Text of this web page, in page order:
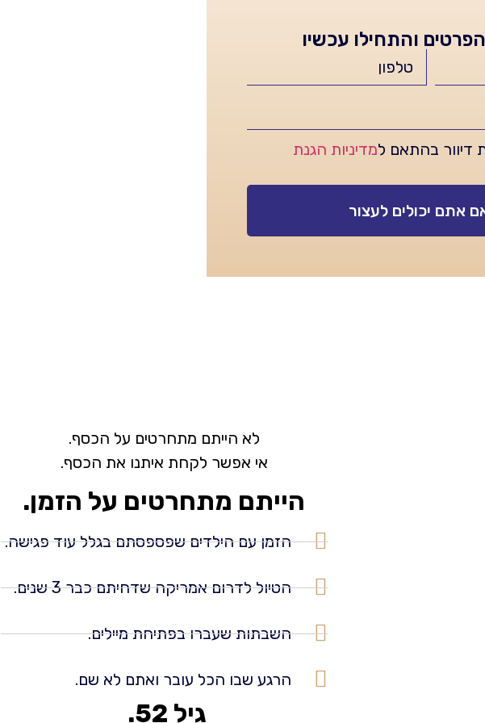
והתחילו עכשיו
בהתאם למדיניות הגנת
אתם יכולים לעצור
לא הייתם מתחרטים על הכסף.
אי אפשר לקחת איתנו את הכסף.
הייתם מתחרטים על הזמן.
הזמן עם הילדים שפספסתם בגלל עוד פגישה.
הטיול לדרום אמריקה שדחיתם כבר 3 שנים.
השבתות שעברו בפתיחת מיילים.
הרגע שבו הכל עובר ואתם לא שם.
גיל 52.